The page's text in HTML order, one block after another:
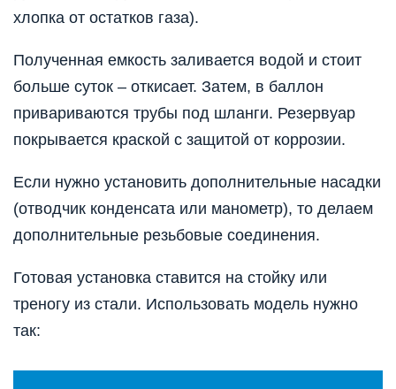
хлопка от остатков газа).
Полученная емкость заливается водой и стоит
больше суток – откисает. Затем, в баллон
привариваются трубы под шланги. Резервуар
покрывается краской с защитой от коррозии.
Если нужно установить дополнительные насадки
(отводчик конденсата или манометр), то делаем
дополнительные резьбовые соединения.
Готовая установка ставится на стойку или
треногу из стали. Использовать модель нужно
так: